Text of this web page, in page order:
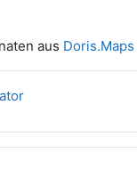
aus Doris.Maps
Link/URL